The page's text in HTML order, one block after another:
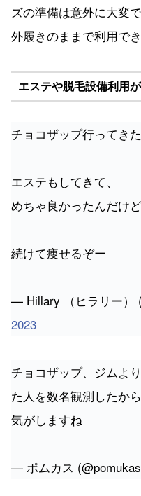
ズの準備は意外に大変
外履きのままで利用でき
エステや脱毛設備利用
チョコザップ行ってき
エステもしてきて、
めちゃ良かったんだけど
続けて痩せるぞー
— Hillary （ヒラリー）
2023
チョコザップ、ジムよ
た人を数名観測したか
気がしますね
— ポムカス